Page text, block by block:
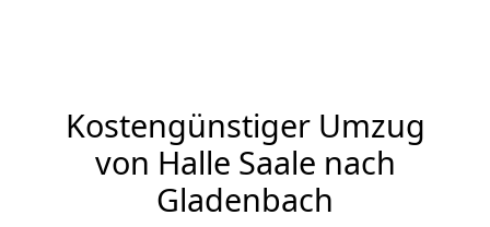
Kostengünstiger Umzug
von Halle Saale nach
Gladenbach